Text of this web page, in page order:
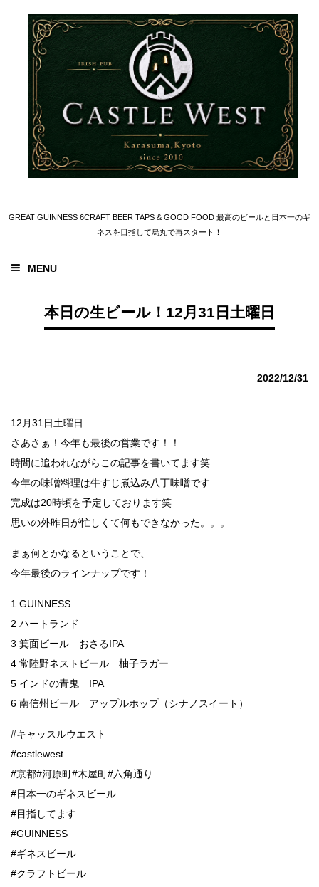
GREAT GUINNESS 6CRAFT BEER TAPS & GOOD FOOD 最高のビールと日本一のギ
ネスを目指して烏丸で再スタート！
MENU
本日の生ビール！12月31日土曜日
2022/12/31
12月31日土曜日
さあさぁ！今年も最後の営業です！！
時間に追われながらこの記事を書いてます笑
今年の味噌料理は牛すじ煮込み八丁味噌です
完成は20時頃を予定しております笑
思いの外昨日が忙しくて何もできなかった。。。
まぁ何とかなるということで、
今年最後のラインナップです！
1 GUINNESS
2 ハートランド
3 箕面ビール おさるIPA
4 常陸野ネストビール 柚子ラガー
5 インドの青鬼 IPA
6 南信州ビール アップルホップ（シナノスイート）
#キャッスルウエスト
#castlewest
#京都#河原町#木屋町#六角通り
#日本一のギネスビール
#目指してます
#GUINNESS
#ギネスビール
#クラフトビール